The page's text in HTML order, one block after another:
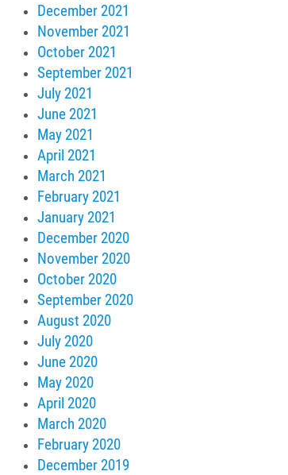
December 2021
November 2021
October 2021
September 2021
July 2021
June 2021
May 2021
April 2021
March 2021
February 2021
January 2021
December 2020
November 2020
October 2020
September 2020
August 2020
July 2020
June 2020
May 2020
April 2020
March 2020
February 2020
December 2019